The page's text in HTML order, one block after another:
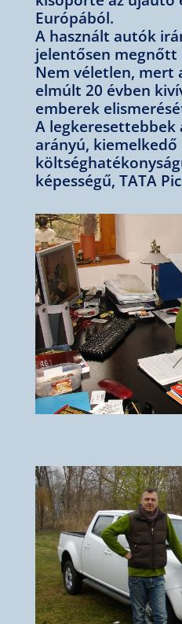
Európából.
A használt autók
jelentősen megnőtt
Nem véletlen, mert
elmúlt 20 évben
emberek
A
arányú, kiemelkedő
képességű, TATA